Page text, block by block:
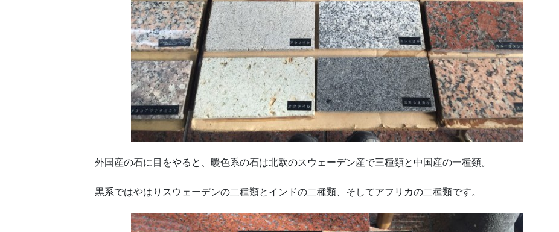
外国産の石に目をやると、暖色系の石は北欧のスウェーデン産で三種類と中国産の一種類。
黒系ではやはりスウェーデンの二種類とインドの二種類、そしてアフリカの二種類です。